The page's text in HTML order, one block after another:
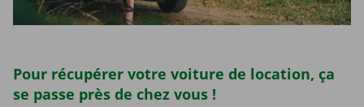
Pour récupérer votre voiture de location, ça
se passe près de chez vous !